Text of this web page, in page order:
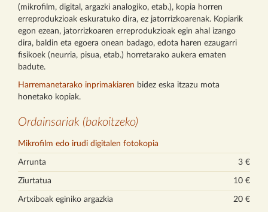
(mikrofilm, digital, argazki analogiko, etab.), kopia horren
erreprodukzioak eskuratuko dira, ez jatorrizkoarenak. Kopiarik
egon ezean, jatorrizkoaren erreprodukzioak egin ahal izango
dira, baldin eta egoera onean badago, edota haren ezaugarri
fisikoek (neurria, pisua, etab.) horretarako aukera ematen
badute.
Harremanetarako inprimakiaren bidez eska itzazu mota
honetako kopiak.
Ordainsariak (bakoitzeko)
Mikrofilm edo irudi digitalen fotokopia
Arrunta 3 €
Ziurtatua 10 €
Artxiboak eginiko argazkia 20 €